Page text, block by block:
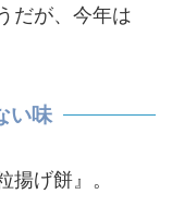
だが、今年は
い味
揚げ餅』。